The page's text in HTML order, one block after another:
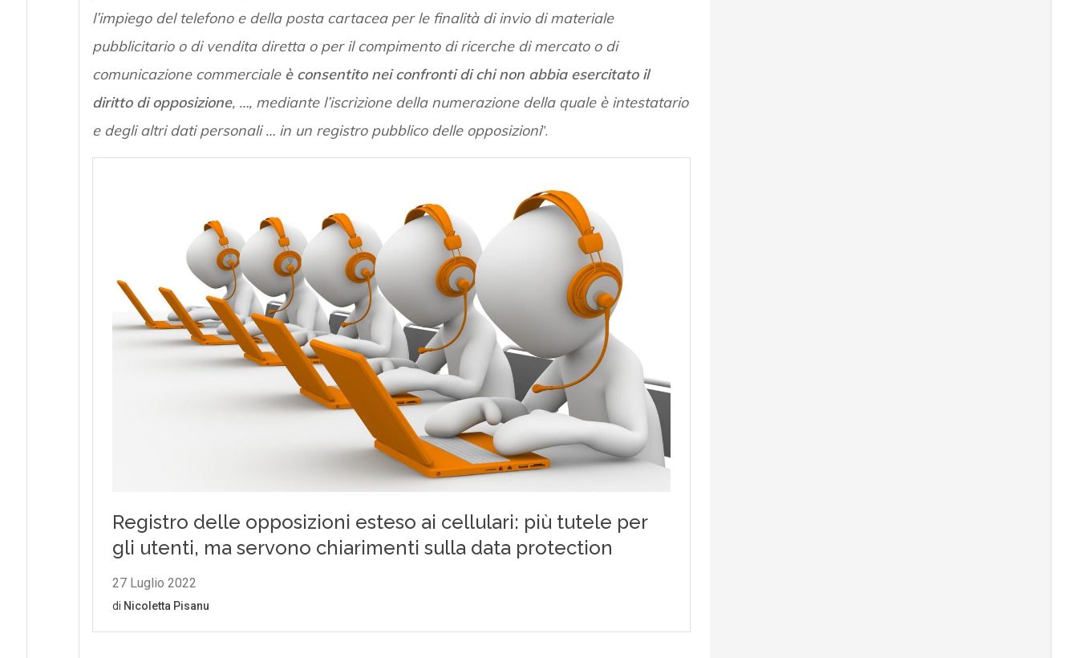
l’impiego del telefono e della posta cartacea per le finalità di invio di materiale
pubblicitario o di vendita diretta o per il compimento di ricerche di mercato o di
comunicazione commerciale è consentito nei confronti di chi non abbia esercitato il
diritto di opposizione, …, mediante l’iscrizione della numerazione della quale è intestatario
e degli altri dati personali … in un registro pubblico delle opposizioni”.